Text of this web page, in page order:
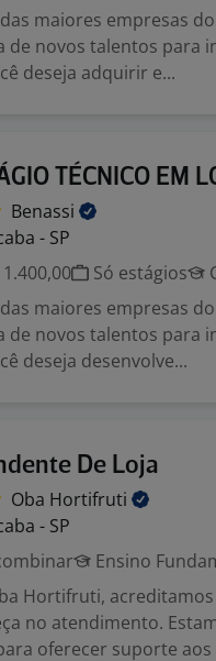
maiores empresas
de novos talentos para
deseja adquirir e...
TÉCNICO EM
Benassi
- SP
1.400,00
Só estágios
maiores empresas
de novos talentos para
deseja desenvolve...
De Loja
Oba Hortifruti
- SP
Ensino
Hortifruti,
no atendimento.
oferecer suporte aos